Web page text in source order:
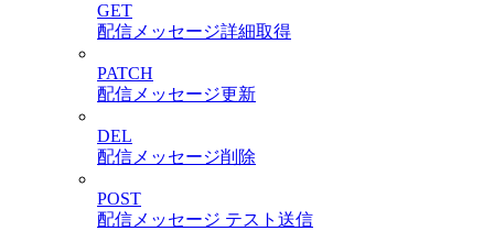
GET
配信メッセージ詳細取得
PATCH
配信メッセージ更新
DEL
配信メッセージ削除
POST
配信メッセージ テスト送信